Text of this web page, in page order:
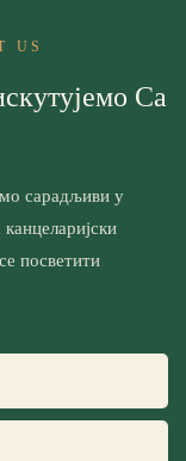
US
Са
сарадљиви у
посветити